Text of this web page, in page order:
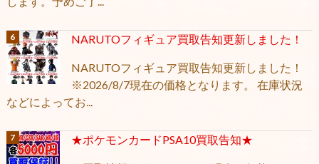
NARUTOフィギュア買取告知更新しました！
NARUTOフィギュア買取告知更新しました！
※2026/8/7現在の価格となります。 在庫状況
などによってお...
★ポケモンカードPSA10買取告知★